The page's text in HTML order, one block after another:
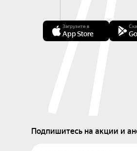
Загрузите в
App Store
Подпишитесь на акции и